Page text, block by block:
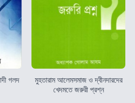
গলদ
মুহতারাম আলেমসমাজ ও দ্বীনদারদের
খেদমতে জরুরী প্রশ্ন